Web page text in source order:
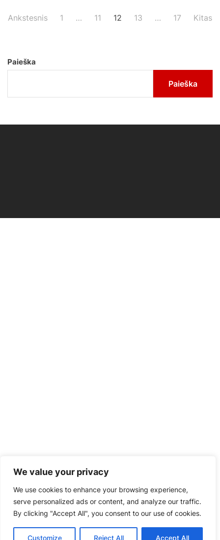
We value your privacy
We use cookies to enhance your browsing experience,
serve personalized ads or content, and analyze our traffic.
By clicking "Accept All", you consent to our use of cookies.
Customize Reject All Accept All
Įrašų
Ankstesnis 1 … 11 12 13 … 17 Kitas
Paieška
Paieška